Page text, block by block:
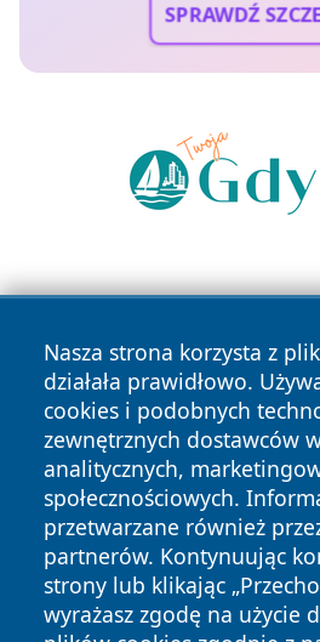
SPRAWDŹ
Nasza strona korzysta z
działała prawidłowo.
cookies i podobnych
zewnętrznych dostawców
analitycznych,
społecznościowych.
przetwarzane również
partnerów. Kontynuując
strony lub klikając
wyrażasz zgodę na użycie
Copyright © 2026
zastrzeżone.
News Autorzy
Polityka
Prywatności
cześć